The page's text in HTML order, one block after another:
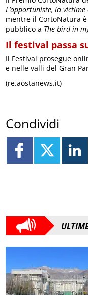
L’opportuniste, la
mentre il CortoNatura
pubblico a The bird in
Il festival passa
Il Festival prosegue
e nelle valli del Gran
(re.aostanews.it)
Condividi